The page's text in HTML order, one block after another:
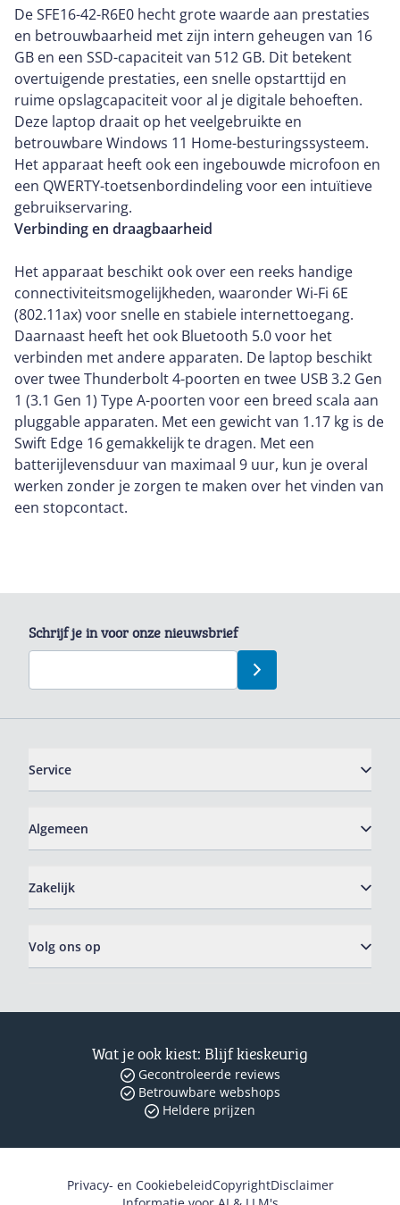
De SFE16-42-R6E0 hecht grote waarde aan prestaties
en betrouwbaarheid met zijn intern geheugen van 16
GB en een SSD-capaciteit van 512 GB. Dit betekent
overtuigende prestaties, een snelle opstarttijd en
ruime opslagcapaciteit voor al je digitale behoeften.
Deze laptop draait op het veelgebruikte en
betrouwbare Windows 11 Home-besturingssysteem.
Het apparaat heeft ook een ingebouwde microfoon en
een QWERTY-toetsenbordindeling voor een intuïtieve
gebruikservaring.
Verbinding en draagbaarheid
Het apparaat beschikt ook over een reeks handige
connectiviteitsmogelijkheden, waaronder Wi-Fi 6E
(802.11ax) voor snelle en stabiele internettoegang.
Daarnaast heeft het ook Bluetooth 5.0 voor het
verbinden met andere apparaten. De laptop beschikt
over twee Thunderbolt 4-poorten en twee USB 3.2 Gen
1 (3.1 Gen 1) Type A-poorten voor een breed scala aan
pluggable apparaten. Met een gewicht van 1.17 kg is de
Swift Edge 16 gemakkelijk te dragen. Met een
batterijlevensduur van maximaal 9 uur, kun je overal
werken zonder je zorgen te maken over het vinden van
een stopcontact.
Schrijf je in voor onze nieuwsbrief
Service
Algemeen
Zakelijk
Volg ons op
Wat je ook kiest: Blijf kieskeurig
Gecontroleerde reviews
Betrouwbare webshops
Heldere prijzen
Privacy- en CookiebeleidCopyrightDisclaimer